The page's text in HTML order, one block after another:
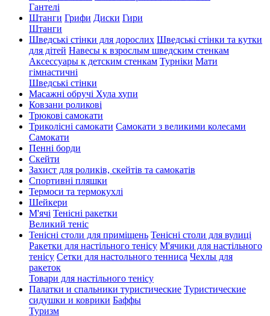
Гантелі
Штанги Грифи Диски Гири
Штанги
Шведські стінки для дорослих Шведські стінки та кутки
для дітей Навесы к взрослым шведским стенкам
Аксессуары к детским стенкам Турніки Мати
гімнастичні
Шведські стінки
Масажні обручі Хула хупи
Ковзани роликові
Трюкові самокати
Триколісні самокати Самокати з великими колесами
Cамокати
Пенні борди
Скейти
Захист для роликів, скейтів та самокатів
Спортивні пляшки
Термоси та термокухлі
Шейкери
М'ячі Тенісні ракетки
Великий теніс
Тенісні столи для приміщень Тенісні столи для вулиці
Ракетки для настільного тенісу М'ячики для настільного
тенісу Сетки для настольного тенниса Чехлы для
ракеток
Товари для настільного тенісу
Палатки и спальники туристические Туристические
сидушки и коврики Баффы
Туризм